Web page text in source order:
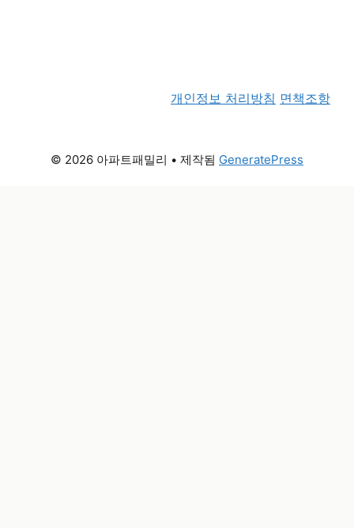
개인정보 처리방침 면책조항
© 2026 아파트패밀리 • 제작됨 GeneratePress